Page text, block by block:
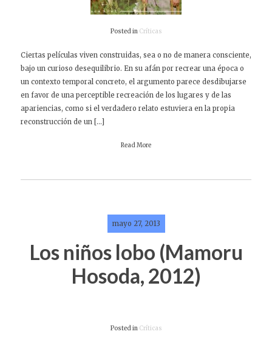
Posted in Críticas
Ciertas películas viven construidas, sea o no de manera consciente,
bajo un curioso desequilibrio. En su afán por recrear una época o
un contexto temporal concreto, el argumento parece desdibujarse
en favor de una perceptible recreación de los lugares y de las
apariencias, como si el verdadero relato estuviera en la propia
reconstrucción de un […]
Read More
mayo 27, 2013
Los niños lobo (Mamoru
Hosoda, 2012)
Posted in Críticas